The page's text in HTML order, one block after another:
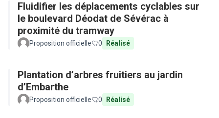
Fluidifier les déplacements cyclables sur
le boulevard Déodat de Sévérac à
proximité du tramway
Proposition officielle 0 Réalisé
Plantation d’arbres fruitiers au jardin
d’Embarthe
Proposition officielle 0 Réalisé